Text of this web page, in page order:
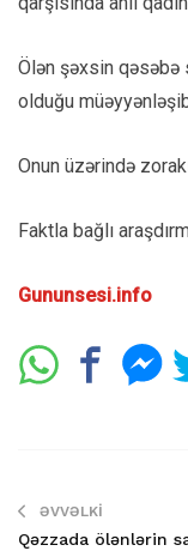
Ölən şəxsin
olduğu
Onun üzərində
Faktla bağlı
Gununsesi.info
ƏVVƏLKI
Qəzzada ölənlərin